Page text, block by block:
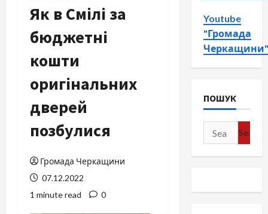
Як в Смілі за
бюджетні
кошти
оригінальних
дверей
позбулися
Громада Черкащини
07.12.2022
1 minute read
0
Youtube
"Громада
Черкащини"
ПОШУК
Search
for: